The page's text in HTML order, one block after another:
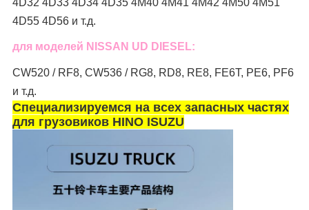
4D32 4D33 4D34 4D35 4M40 4M41 4M42 4M50 4M51
4D55 4D56 и т.д.
для моделей NISSAN UD DIESEL:
CW520 / RF8, CW536 / RG8, RD8, RE8, FE6T, PE6, PF6
и т.д.
Специализируемся на всех запасных частях
для грузовиков HINO ISUZU